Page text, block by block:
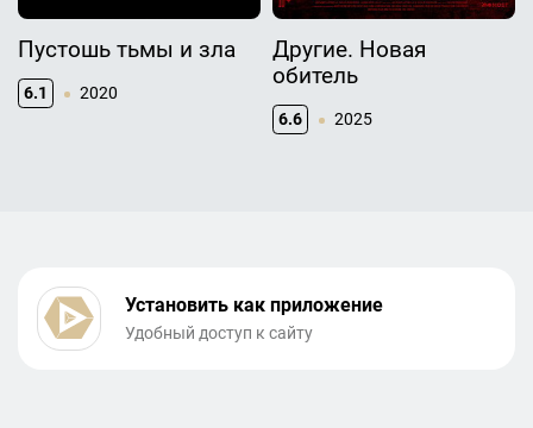
Пустошь тьмы и зла
6.1 2020
Другие. Новая
обитель
6.6 2025
Установить как приложение
Удобный доступ к сайту